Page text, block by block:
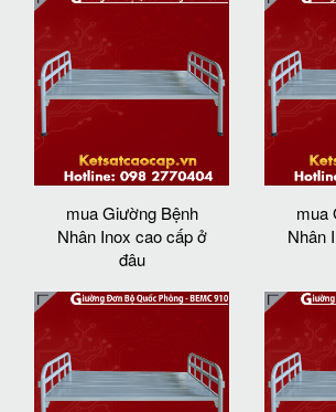
mua Giường Bệnh
Nhân Inox cao cấp ở
đâu
mua
Nhân